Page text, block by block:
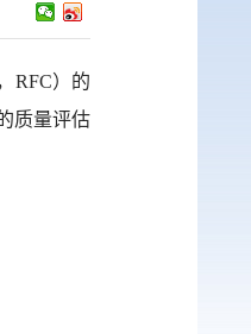
RFC）的
质量评估